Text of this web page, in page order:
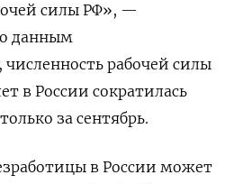
силы РФ», —
данным
рабочей силы
в России сократилась
за сентябрь.
в России может